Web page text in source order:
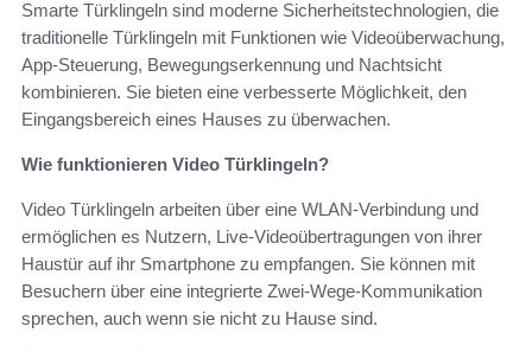
Smarte Türklingeln sind moderne Sicherheitstechnologien, die
traditionelle Türklingeln mit Funktionen wie Videoüberwachung,
App-Steuerung, Bewegungserkennung und Nachtsicht
kombinieren. Sie bieten eine verbesserte Möglichkeit, den
Eingangsbereich eines Hauses zu überwachen.
Wie funktionieren Video Türklingeln?
Video Türklingeln arbeiten über eine WLAN-Verbindung und
ermöglichen es Nutzern, Live-Videoübertragungen von ihrer
Haustür auf ihr Smartphone zu empfangen. Sie können mit
Besuchern über eine integrierte Zwei-Wege-Kommunikation
sprechen, auch wenn sie nicht zu Hause sind.